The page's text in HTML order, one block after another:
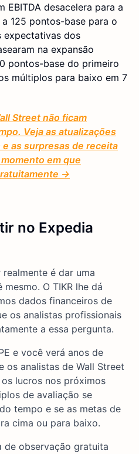
EBITDA desacelera para a
125 pontos-base para o
expectativas dos
na expansão
pontos-base do primeiro
múltiplos para baixo em 7
Street não ficam
Veja as atualizações
as surpresas de receita
em que
→
no Expedia
é dar uma
O TIKR lhe dá
dados financeiros de
os analistas profissionais
a essa pergunta.
e você verá anos de
os analistas de Wall Street
lucros nos próximos
de avaliação se
tempo e se as metas de
cima ou para baixo.
de observação gratuita